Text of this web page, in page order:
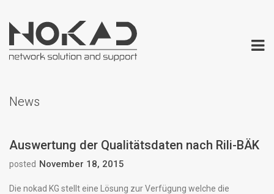
News
Auswertung der Qualitätsdaten nach Rili-BÄK
posted November 18, 2015
Die nokad KG stellt eine Lösung zur Verfügung welche die